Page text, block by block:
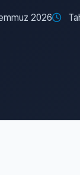
2026